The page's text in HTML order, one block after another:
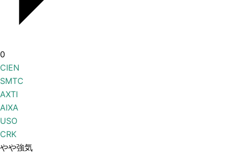
0
CIEN
SMTC
AXTI
AIXA
USO
CRK
やや強気